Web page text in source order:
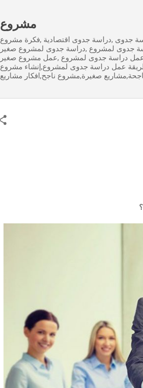
مشروع
جدوى ,دراسة جدوى اقتصادية ,فكرة مشروع
جدوى لمشروع ,دراسة جدوى لمشروع صغير
دراسة جدوى لمشروع ,عمل مشروع صغير
عمل دراسة جدوى لمشروع,إنشاء مشروع
صغيرة,مشروع ناجح,افكار مشاريع